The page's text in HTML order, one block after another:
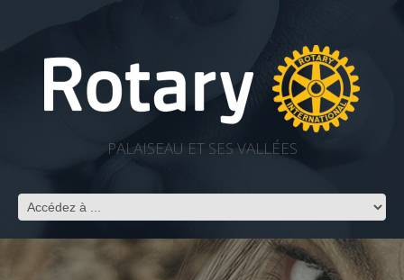
PALAISEAU ET SES VALLÉES